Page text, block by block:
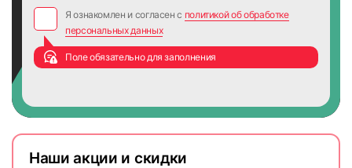
Наши акции и скидки
Я ознакомлен и согласен с политикой об обработке
персональных данных
Поле обязательно для заполнения